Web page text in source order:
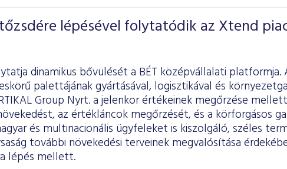
lépésével folytatódik az Xtend
dinamikus bővülését a BÉT középvállalati platformja.
palettájának gyártásával, logisztikával és
Group Nyrt. a jelenkor értékeinek megőrzése
az értékláncok megőrzését, és a körforgásos
és multinacionális ügyfeleket is kiszolgáló, széles
további növekedési terveinek megvalósítása
lépés mellett.